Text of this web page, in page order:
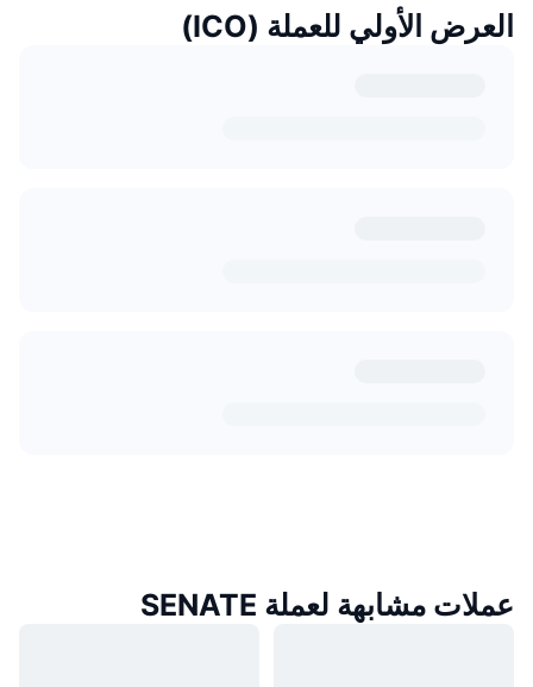
العرض الأولي للعملة (ICO)
عملات مشابهة لعملة SENATE